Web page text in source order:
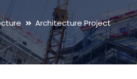
Architecture Project